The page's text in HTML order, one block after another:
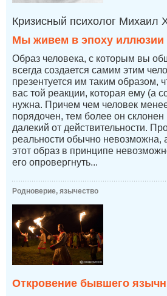
Кризисный психолог Михаил
Мы живем в эпоху иллюзии
Образ человека, с которым вы
всегда создается самим этим
презентуется им таким образом,
вас той реакции, которая ему (а
нужна. Причем чем человек
порядочен, тем более он склонен
далекий от действительности.
реальности обычно невозможна,
этот образ в принципе
его опровергнуть...
Родноверие, язычество
Откровение бывшего